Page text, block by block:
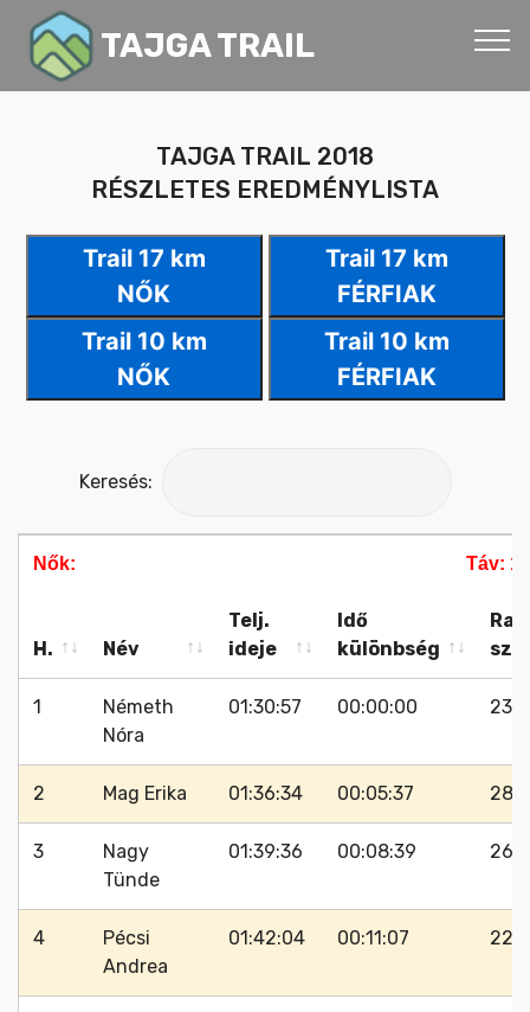
TAJGA TRAIL
TAJGA TRAIL 2018
RÉSZLETES EREDMÉNYLISTA
Trail 17 km
NŐK
Trail 17 km
FÉRFIAK
Trail 10 km
NŐK
Trail 10 km
FÉRFIAK
Keresés:
Nők: Táv:
H. Név
Telj.
ideje
Idő
különbség
1
Németh
Nóra
01:30:57 00:00:00 232
2 Mag Erika 01:36:34 00:05:37 281
3
Nagy
Tünde
01:39:36 00:08:39 263
4
Pécsi
Andrea
01:42:04 00:11:07 225